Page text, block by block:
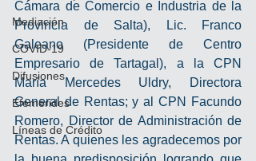
Mediación
COVID-19
Difusiones
Efemérides
Líneas de Crédito
Cámara de Comercio e Industria de la
Provincia de Salta), Lic. Franco
Galeano (Presidente de Centro
Empresario de Tartagal), a la CPN
María Mercedes Uldry, Directora
General de Rentas; y al CPN Facundo
Romero, Director de Administración de
Rentas. A quienes les agradecemos por